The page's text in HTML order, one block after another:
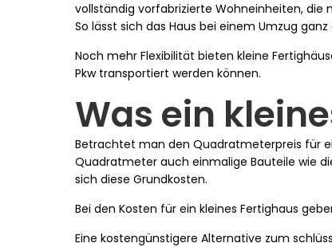
vollständig vorfabrizierte Wohneinheiten,
So lässt sich das Haus bei einem Umzug
Noch mehr Flexibilität bieten kleine
Pkw transportiert werden können.
Was ein
Betrachtet man den Quadratmeterpreis für
Quadratmeter auch einmalige Bauteile wie
sich diese Grundkosten.
Bei den Kosten für ein kleines Fertighaus
Eine kostengünstigere Alternative zum